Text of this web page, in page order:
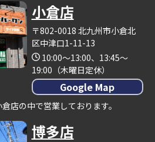
小倉店
〒802-0018 北九州市小倉北
区中津口1-11-13
10:00～13:00、13:45～
19:00（木曜日定休）
Google Map
店の中で営業しております。
博多店